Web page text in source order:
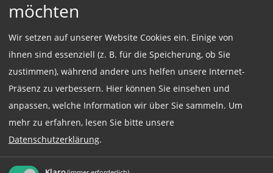
Beschäftigungsart:
Vollzeit
Jetzt online Bewerben
Weitere Jobs
möchten
Wir setzen auf unserer Website Cookies ein. Einige von
ihnen sind essenziell (z. B. für die Speicherung, ob Sie
zustimmen), während andere uns helfen unsere Internet-
Präsenz zu verbessern. Hier können Sie einsehen und
anpassen, welche Information wir über Sie sammeln. Um
mehr zu erfahren, lesen Sie bitte unsere
Datenschutzerklärung.